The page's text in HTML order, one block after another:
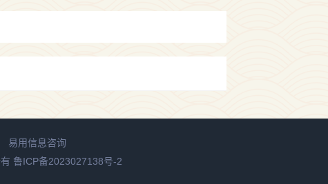
易用信息咨询
鲁ICP备2023027138号-2